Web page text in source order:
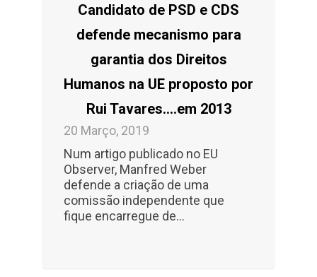
Candidato de PSD e CDS
defende mecanismo para
garantia dos Direitos
Humanos na UE proposto por
Rui Tavares….em 2013
20 Março, 2019
Num artigo publicado no EU
Observer, Manfred Weber
defende a criação de uma
comissão independente que
fique encarregue de...